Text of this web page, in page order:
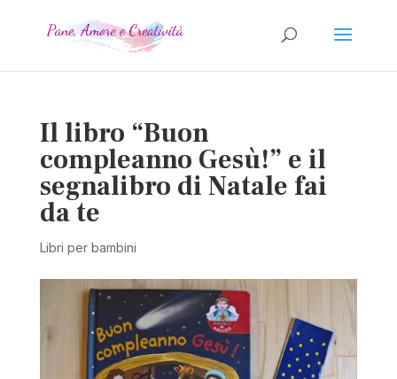
Il libro “Buon
compleanno Gesù!” e il
segnalibro di Natale fai
da te
Libri per bambini